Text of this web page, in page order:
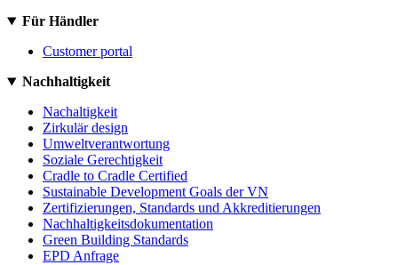
Für Händler
Customer portal
Nachhaltigkeit
Nachaltigkeit
Zirkulär design
Umweltverantwortung
Soziale Gerechtigkeit
Cradle to Cradle Certified
Sustainable Development Goals der VN
Zertifizierungen, Standards und Akkreditierungen
Nachhaltigkeitsdokumentation
Green Building Standards
EPD Anfrage